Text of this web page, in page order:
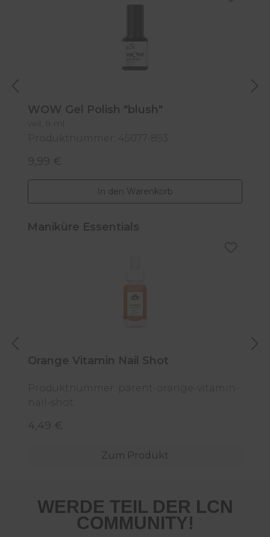
WOW Gel Polish "blush"
veil, 8 ml
Produktnummer: 45077-893
Regulärer Preis:
9,99 €
In den Warenkorb
Produktgalerie überspringen
Maniküre Essentials
Orange Vitamin Nail Shot
Produktnummer: parent-orange-vitamin-
nail-shot
Regulärer Preis:
4,49 €
Zum Produkt
WERDE TEIL DER LCN
COMMUNITY!